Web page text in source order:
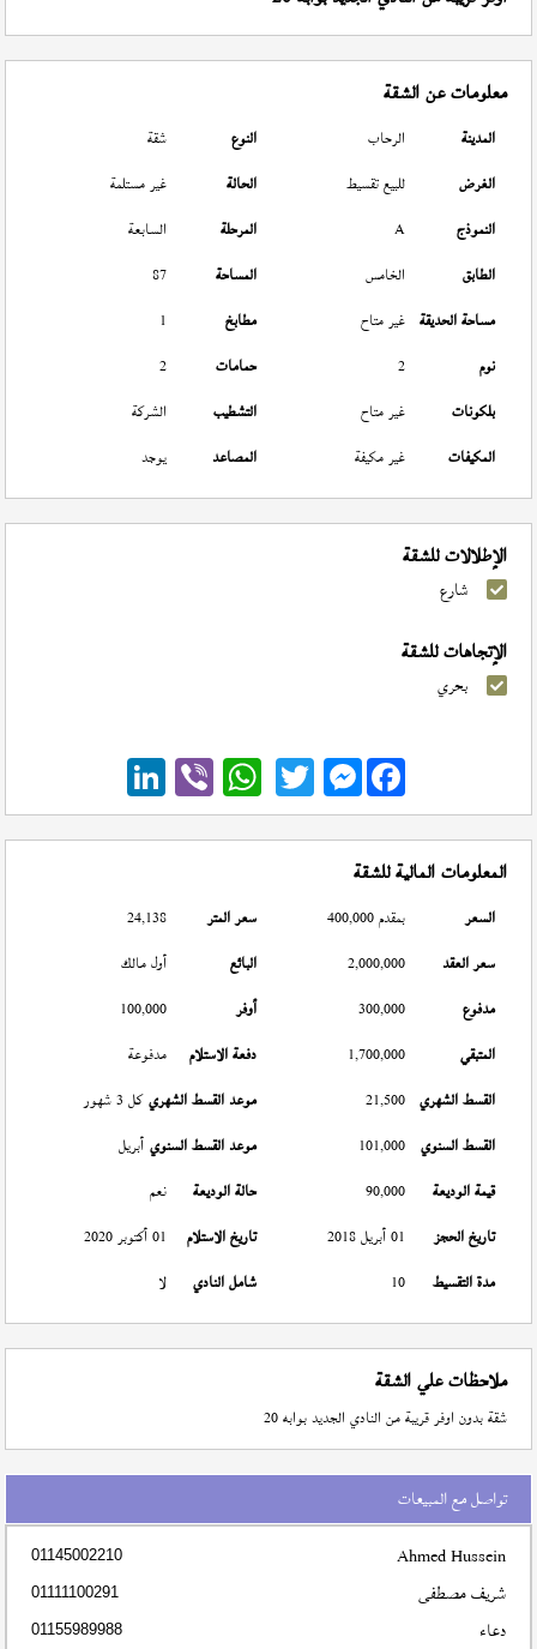
معلومات عن الشقة
المدينة الرحاب النوع
شقة
الغرض
للبيع تقسيط الحالة
غير مستلمة
النموذج
A المرحلة
السابعة
الطابق
الخامس المساحة
87
مساحة الحديقة غير متاح مطابخ
1
نوم
2 حمامات
2
بلكونات
غير متاح التشطيب
الشركة
المكيفات
غير مكيفة المصاعد يوجد
الإطلالات للشقة
شارع
الإتجاهات للشقة
بحري
Messenger
المعلومات المالية للشقة
السعر بمقدم 400,000 سعر المتر
24,138
سعر العقد
2,000,000 البائع
أول مالك
مدفوع
300,000 أوفر
100,000
المتبقي
1,700,000 دفعة الاستلام
مدفوعة
القسط الشهري 21,500 موعد القسط الشهري كل 3 شهور
القسط السنوي 101,000 موعد القسط السنوي أبريل
قيمة الوديعة
90,000 حالة الوديعة
نعم
تاريخ الحجز
01 أبريل 2018 تاريخ الاستلام
01 أكتوبر 2020
مدة التقسيط
10 شامل النادي لا
ملاحظات علي الشقة
شقة بدون اوفر قريبة من النادي الجديد بوابه 20
تواصل مع المبيعات
Ahmed Hussein
01145002210
شريف مصطفى 01111100291
دعاء 01155989988